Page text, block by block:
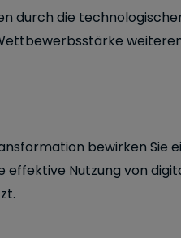
durch die
bewirken Sie
effektive Nutzung von